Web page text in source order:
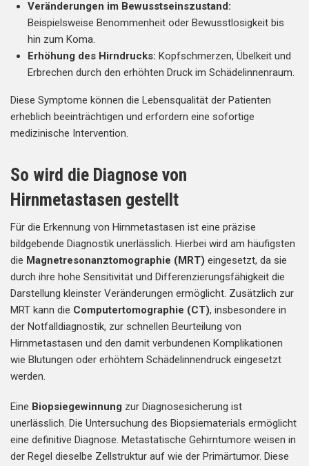
Veränderungen im Bewusstseinszustand:
Beispielsweise Benommenheit oder Bewusstlosigkeit bis
hin zum Koma.
Erhöhung des Hirndrucks: Kopfschmerzen, Übelkeit und
Erbrechen durch den erhöhten Druck im Schädelinnenraum.
Diese Symptome können die Lebensqualität der Patienten
erheblich beeinträchtigen und erfordern eine sofortige
medizinische Intervention.
So wird die Diagnose von
Hirnmetastasen gestellt
Für die Erkennung von Hirnmetastasen ist eine präzise
bildgebende Diagnostik unerlässlich. Hierbei wird am häufigsten
die Magnetresonanztomographie (MRT) eingesetzt, da sie
durch ihre hohe Sensitivität und Differenzierungsfähigkeit die
Darstellung kleinster Veränderungen ermöglicht. Zusätzlich zur
MRT kann die Computertomographie (CT), insbesondere in
der Notfalldiagnostik, zur schnellen Beurteilung von
Hirnmetastasen und den damit verbundenen Komplikationen
wie Blutungen oder erhöhtem Schädelinnendruck eingesetzt
werden.
Eine Biopsiegewinnung zur Diagnosesicherung ist
unerlässlich. Die Untersuchung des Biopsiematerials ermöglicht
eine definitive Diagnose. Metastatische Gehirntumore weisen in
der Regel dieselbe Zellstruktur auf wie der Primärtumor. Diese